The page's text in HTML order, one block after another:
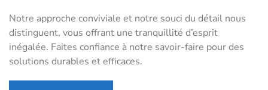
Notre approche conviviale et notre souci du détail nous
distinguent, vous offrant une tranquillité d’esprit
inégalée. Faites confiance à notre savoir-faire pour des
solutions durables et efficaces.